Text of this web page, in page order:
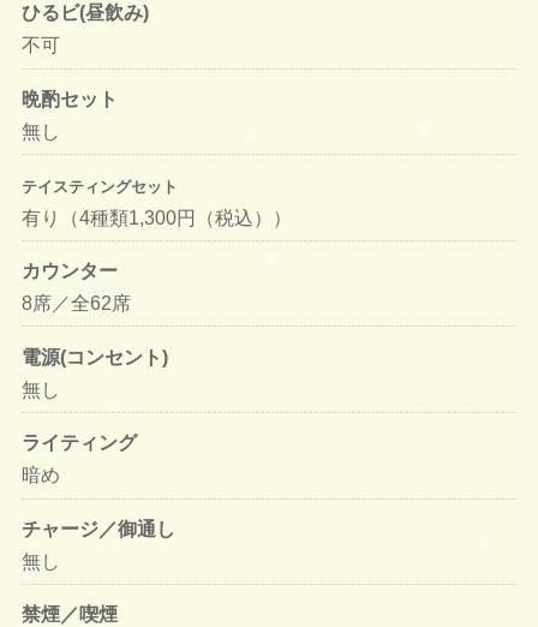
ひるビ(昼飲み)
不可
晩酌セット
無し
テイスティングセット
有り（4種類1,300円（税込））
カウンター
8席／全62席
電源(コンセント)
無し
ライティング
暗め
チャージ／御通し
無し
禁煙／喫煙